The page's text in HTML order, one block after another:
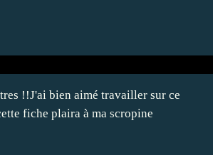
!!J'ai bien aimé travailler sur ce
fiche plaira à ma scropine